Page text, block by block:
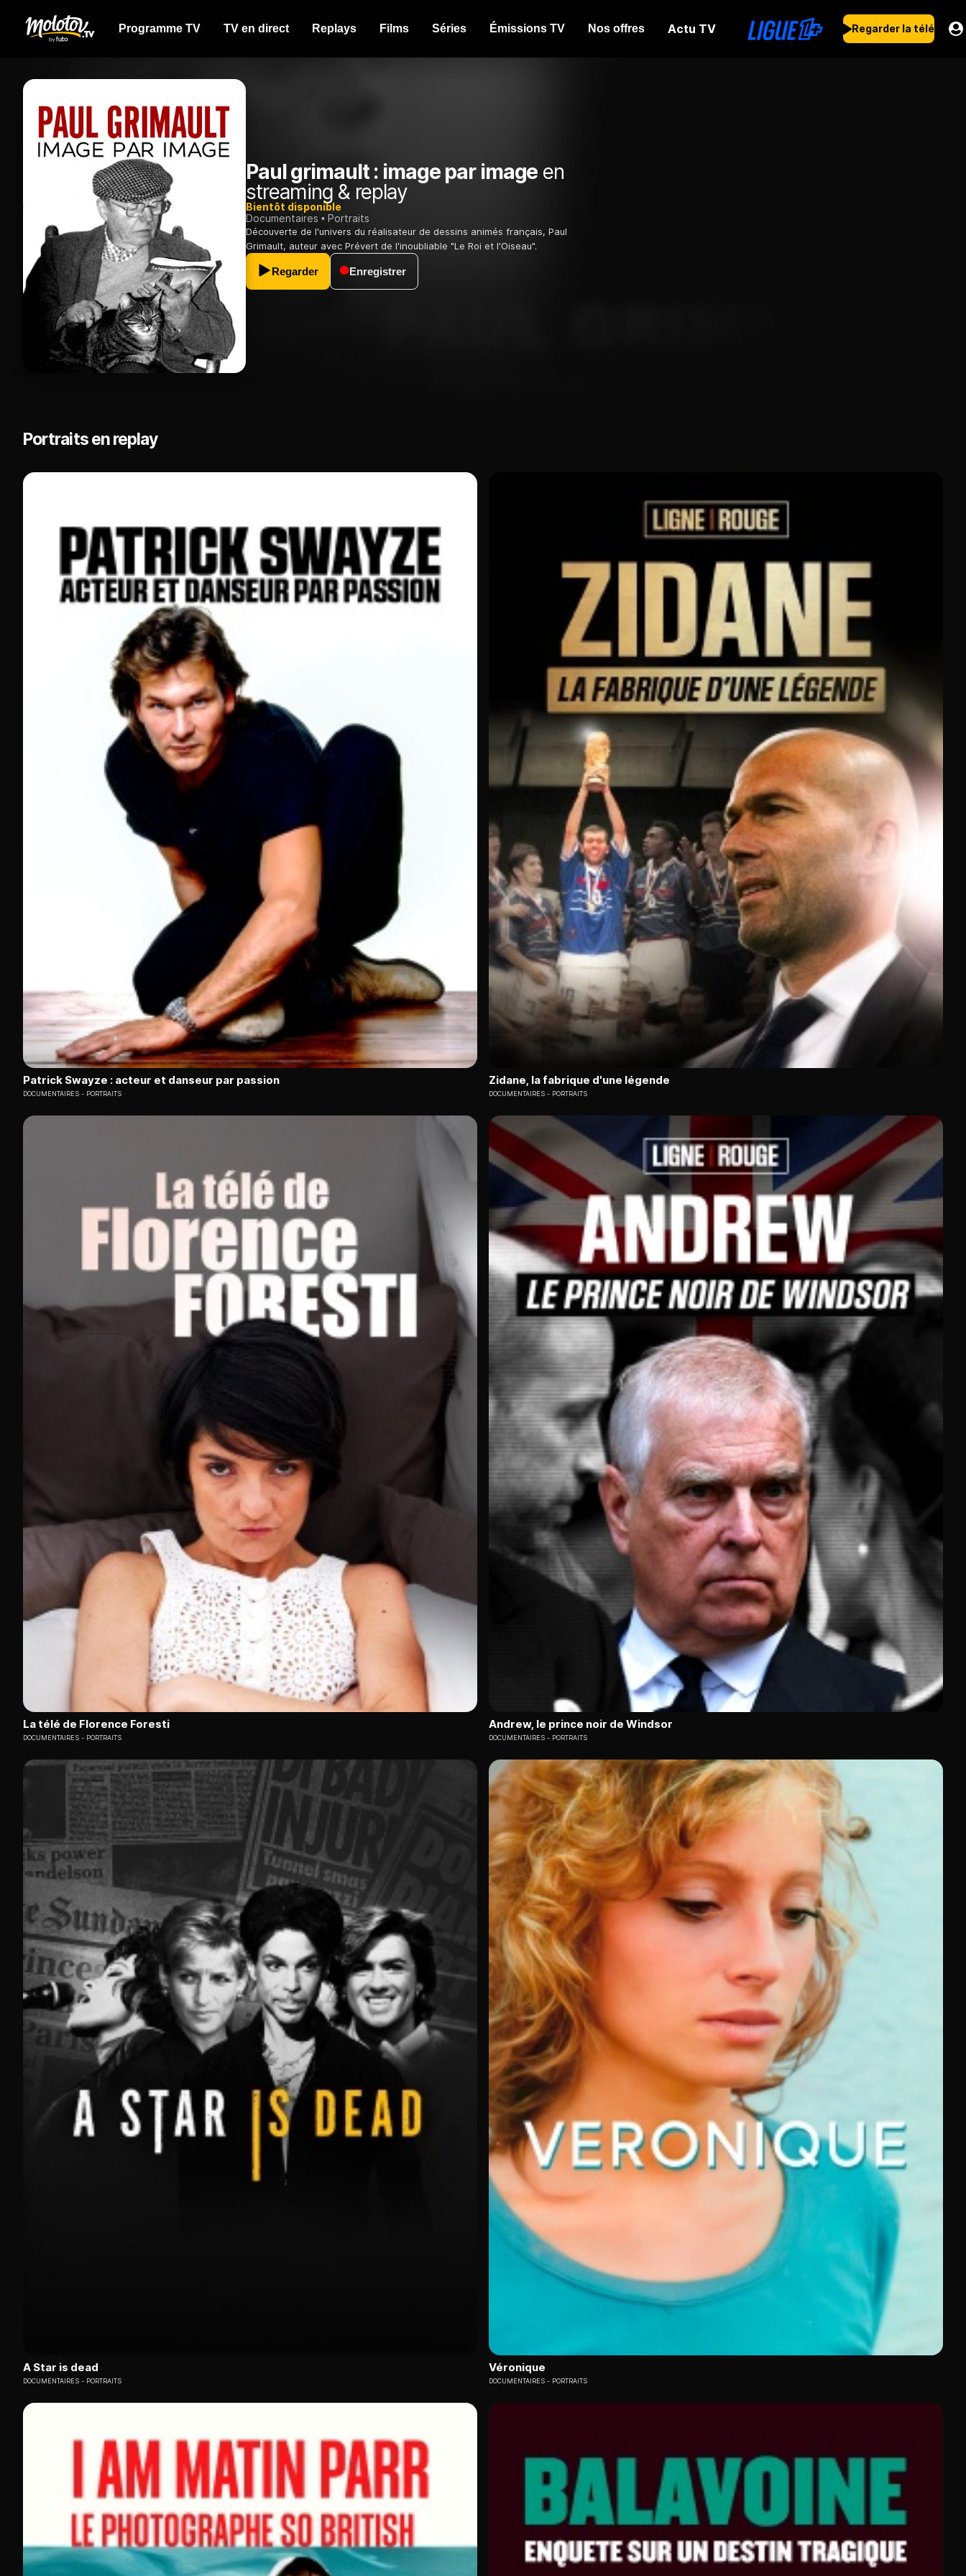
Programme TV TV en direct Replays Films Séries Émissions TV Nos offres Actu TV Regarder la télé
Paul grimault : image par image en
streaming & replay
Bientôt disponible
Documentaires
Portraits
Découverte de l'univers du réalisateur de dessins animés français, Paul
Grimault, auteur avec Prévert de l'inoubliable "Le Roi et l'Oiseau".
Regarder Enregistrer
Portraits en replay
Patrick Swayze : acteur et danseur par passion
DOCUMENTAIRES PORTRAITS
Zidane, la fabrique d'une légende
DOCUMENTAIRES PORTRAITS
La télé de Florence Foresti
DOCUMENTAIRES PORTRAITS
Andrew, le prince noir de Windsor
DOCUMENTAIRES PORTRAITS
A Star is dead
DOCUMENTAIRES PORTRAITS
Véronique
DOCUMENTAIRES PORTRAITS